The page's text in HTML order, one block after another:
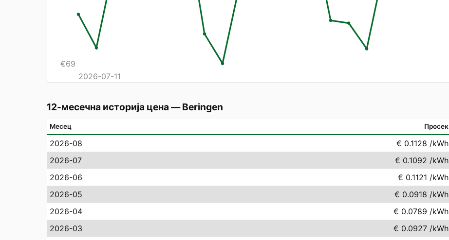
€69
2026-07-11
12-месечна историја цена —Beringen
Месец Просек
2026-08 € 0.1128 /kWh
2026-07
€ 0.1092 /kWh
2026-06
€ 0.1121 /kWh
2026-05
€ 0.0918 /kWh
2026-04
€ 0.0789 /kWh
2026-03
€ 0.0927 /kWh